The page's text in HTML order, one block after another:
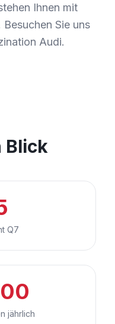
Ihnen mit
Sie uns
Audi.
Blick
Q7
jährlich